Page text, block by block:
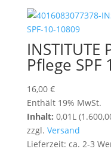
Pflege SPF
16,00 €
Enthält 19% MwSt.
Inhalt: 0,01L (
zzgl. Versand
Lieferzeit: ca. 2-3